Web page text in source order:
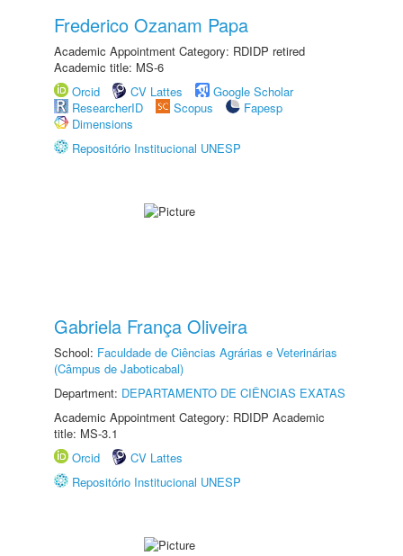
Frederico Ozanam Papa
Academic Appointment Category: RDIDP retired
Academic title: MS-6
Orcid
CV Lattes
Google Scholar
ResearcherID
Scopus
Fapesp
Dimensions
Repositório Institucional UNESP
Gabriela França Oliveira
School: Faculdade de Ciências Agrárias e Veterinárias
(Câmpus de Jaboticabal)
Department: DEPARTAMENTO DE CIÊNCIAS EXATAS
Academic Appointment Category: RDIDP Academic
title: MS-3.1
Orcid
CV Lattes
Repositório Institucional UNESP